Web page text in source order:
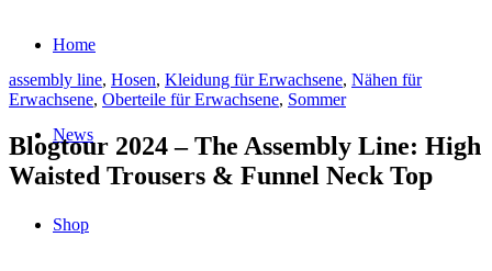
Home
News
Shop
assembly line, Hosen, Kleidung für Erwachsene, Nähen für
Erwachsene, Oberteile für Erwachsene, Sommer
Blogtour 2024 – The Assembly Line: High
Waisted Trousers & Funnel Neck Top